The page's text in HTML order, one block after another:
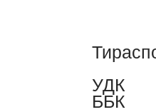
УДК
ББК